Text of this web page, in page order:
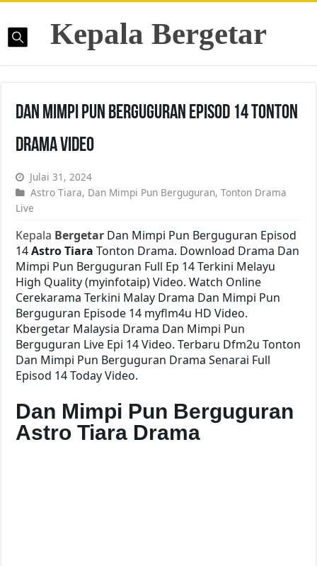
Kepala Bergetar
Dan Mimpi Pun Berguguran Episod 14 Tonton
Drama Video
Julai 31, 2024
Astro Tiara, Dan Mimpi Pun Berguguran,Tonton Drama
Live
Kepala Bergetar Dan Mimpi Pun Berguguran Episod
14Astro TiaraTonton Drama. Download Drama Dan
Mimpi Pun Berguguran Full Ep 14 Terkini Melayu
High Quality (myinfotaip) Video. Watch Online
Cerekarama Terkini Malay Drama Dan Mimpi Pun
Berguguran Episode 14 myflm4u HD Video.
Kbergetar Malaysia Drama Dan Mimpi Pun
Berguguran Live Epi 14 Video. Terbaru Dfm2u Tonton
Dan Mimpi Pun Berguguran Drama Senarai Full
Episod 14 Today Video.
Dan Mimpi Pun Berguguran
Astro Tiara Drama